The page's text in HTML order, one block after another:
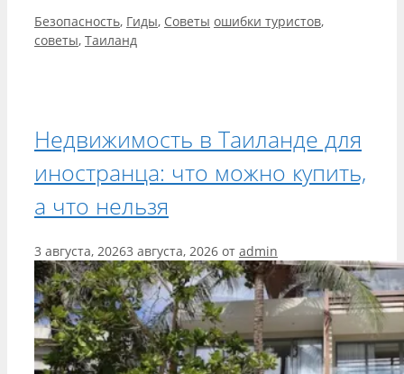
Рубрики
Безопасность, Гиды, Советы Метки
ошибки туристов,
советы, Таиланд
Недвижимость в Таиланде для
иностранца: что можно купить,
а что нельзя
3 августа, 20263 августа, 2026 от admin